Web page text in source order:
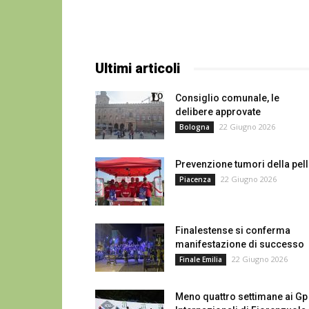
Ultimi articoli
Consiglio comunale, le
delibere approvate
Bologna 22 Giugno 2026
Prevenzione tumori della
Piacenza 22 Giugno 2026
Finalestense si conferma
manifestazione di successo
Finale Emilia 22 Giugno 2026
Meno quattro settimane ai Gp